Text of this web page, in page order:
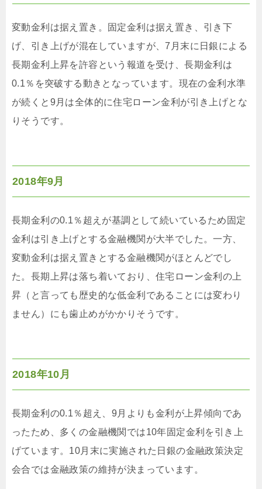
変動金利は据え置き。固定金利は据え置き、引き下
げ、引き上げが混在していますが、7月末に日銀による
長期金利上昇を許容という報道を受け、長期金利は
0.1％を突破する動きとなっています。現在の金利水準
が続くと9月は全体的に住宅ローン金利が引き上げとな
りそうです。
2018年9月
長期金利の0.1％超えが基調として続いているため固定
金利は引き上げとする金融機関が大半でした。一方、
変動金利は据え置きとする金融機関がほとんどでし
た。長期上昇は落ち着いており、住宅ローン金利の上
昇（と言っても歴史的な低金利であることには変わり
ません）にも歯止めがかかりそうです。
2018年10月
長期金利の0.1％超え、9月よりも金利が上昇傾向であ
ったため、多くの金融機関では10年固定金利を引き上
げています。10月末に実施された日銀の金融政策決定
会合では金融政策の維持が決まっています。